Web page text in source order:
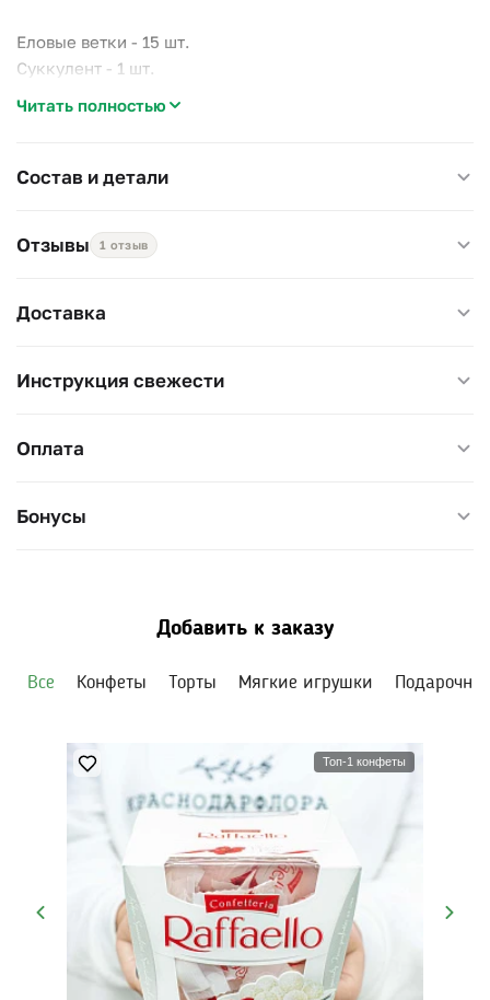
Еловые ветки - 15 шт.
Суккулент - 1 шт.
Корица - 2 шт.
Тысячелистник - 7 веток
Елочные игрушки - 11 шт.
Читать полностью
Состав и детали
Отзывы 1 отзыв
Доставка
Инструкция свежести
Оплата
Бонусы
Добавить к заказу
Все Конфеты Торты Мягкие игрушки
Топ-1 конфеты